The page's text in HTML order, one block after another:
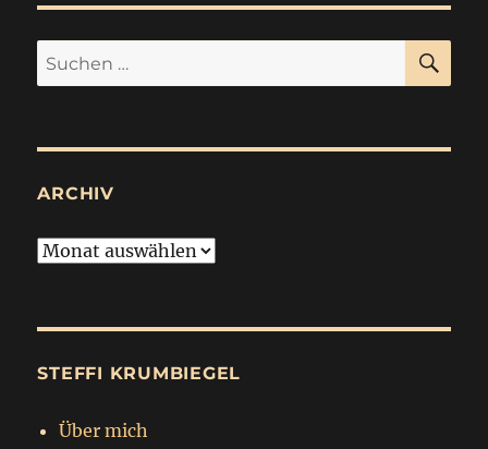
Suchen
nach:
ARCHIV
Archiv
STEFFI KRUMBIEGEL
Über mich